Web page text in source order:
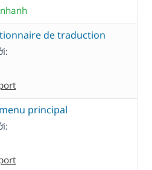
de traduction
principal